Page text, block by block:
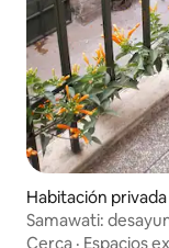
Habitación
Samawati:
Cerca · Espacios